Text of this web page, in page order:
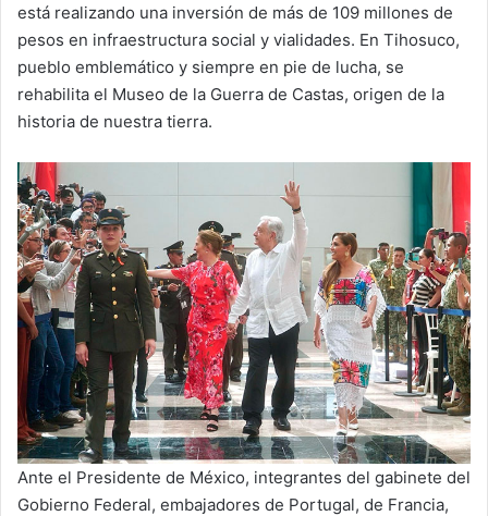
está realizando una inversión de más de 109 millones de
pesos en infraestructura social y vialidades. En Tihosuco,
pueblo emblemático y siempre en pie de lucha, se
rehabilita el Museo de la Guerra de Castas, origen de la
historia de nuestra tierra.
Ante el Presidente de México, integrantes del gabinete del
Gobierno Federal, embajadores de Portugal, de Francia,